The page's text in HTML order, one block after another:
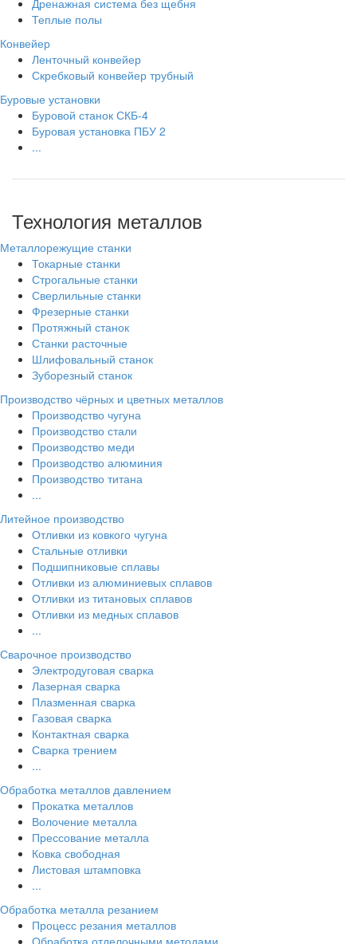
Теплые полы
Конвейер
Ленточный конвейер
Скребковый конвейер трубный
Буровые установки
Буровой станок СКБ-4
Буровая установка ПБУ 2
...
Технология металлов
Металлорежущие станки
Токарные станки
Строгальные станки
Сверлильные станки
Фрезерные станки
Протяжный станок
Станки расточные
Шлифовальный станок
Зуборезный станок
Производство чёрных и цветных металлов
Производство чугуна
Производство стали
Производство меди
Производство алюминия
Производство титана
...
Литейное производство
Отливки из ковкого чугуна
Стальные отливки
Подшипниковые сплавы
Отливки из алюминиевых сплавов
Отливки из титановых сплавов
Отливки из медных сплавов
...
Сварочное производство
Электродуговая сварка
Лазерная сварка
Плазменная сварка
Газовая сварка
Контактная сварка
Сварка трением
...
Обработка металлов давлением
Прокатка металлов
Волочение металла
Прессование металла
Ковка свободная
Листовая штамповка
...
Обработка металла резанием
Процесс резания металлов
Обработка отделочными методами